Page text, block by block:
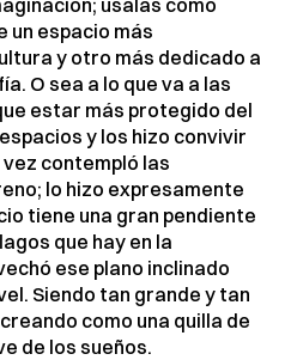
un espacio más
y otro más dedicado a
O sea a lo que va a las
estar más protegido del
y los hizo convivir
vez contempló las
lo hizo expresamente
tiene una gran pendiente
que hay en la
ese plano inclinado
Siendo tan grande y tan
como una quilla de
de los sueños.